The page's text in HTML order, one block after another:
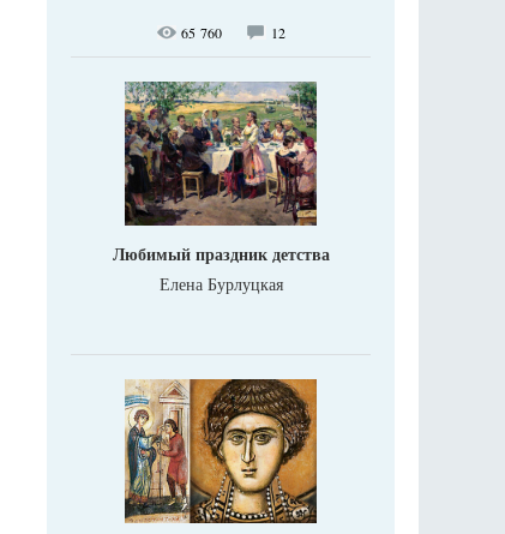
65 760 12
Любимый праздник детства
Елена Бурлуцкая